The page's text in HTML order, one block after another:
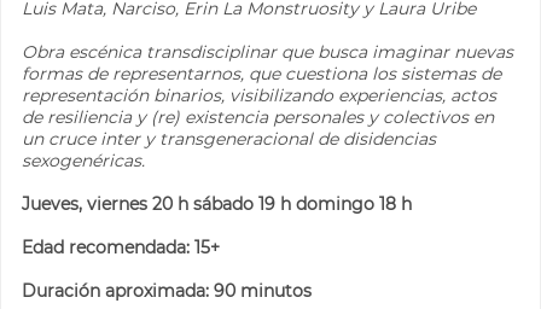
Luis Mata, Narciso, Erin La Monstruosity y Laura Uribe
Obra escénica transdisciplinar que busca imaginar nuevas
formas de representarnos, que cuestiona los sistemas de
representación binarios, visibilizando experiencias, actos
de resiliencia y (re) existencia personales y colectivos en
un cruce inter y transgeneracional de disidencias
sexogenéricas.
Jueves, viernes 20 h sábado 19 h domingo 18 h
Edad recomendada: 15+
Duración aproximada: 90 minutos